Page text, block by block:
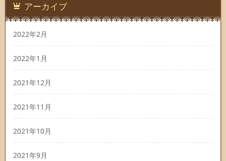
アーカイブ
2022年2月
2022年1月
2021年12月
2021年11月
2021年10月
2021年9月